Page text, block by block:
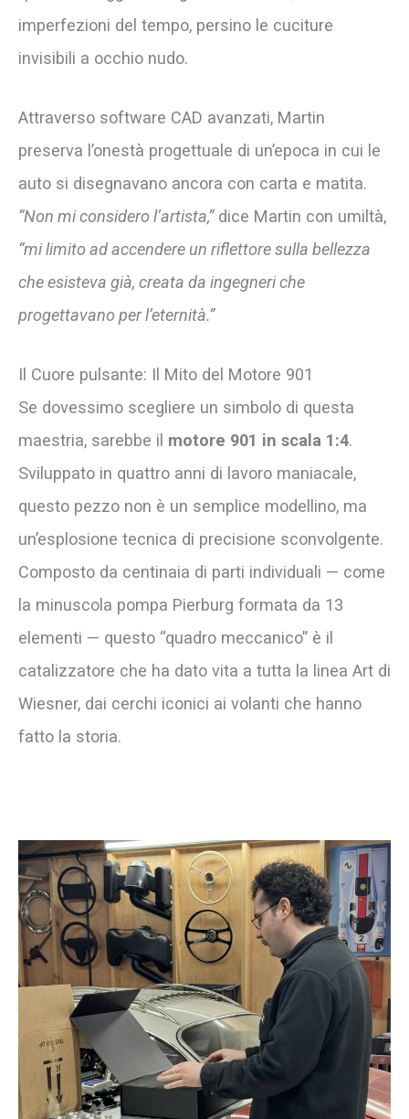
imperfezioni del tempo, persino le cuciture
invisibili a occhio nudo.
Attraverso software CAD avanzati, Martin
preserva l’onestà progettuale di un’epoca in cui le
auto si disegnavano ancora con carta e matita.
“Non mi considero l’artista,”dice Martin con umiltà,
“mi limito ad accendere un riflettore sulla bellezza
che esisteva già, creata da ingegneri che
progettavano per l’eternità.”
Il Cuore pulsante: Il Mito del Motore 901
Se dovessimo scegliere un simbolo di questa
maestria, sarebbe il motore 901 in scala 1:4.
Sviluppato in quattro anni di lavoro maniacale,
questo pezzo non è un semplice modellino, ma
un’esplosione tecnica di precisione sconvolgente.
Composto da centinaia di parti individuali — come
la minuscola pompa Pierburg formata da 13
elementi — questo “quadro meccanico” è il
catalizzatore che ha dato vita a tutta la linea Art di
Wiesner, dai cerchi iconici ai volanti che hanno
fatto la storia.